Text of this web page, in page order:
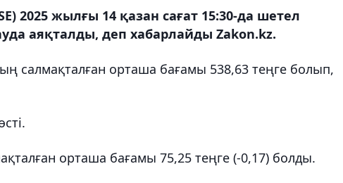
2025 жылғы 14 қазан сағат 15:30-да шетел
аяқталды, деп хабарлайды Zakon.kz.
салмақталған орташа бағамы 538,63 теңге болып,
орташа бағамы 75,25 теңге (-0,17) болды.